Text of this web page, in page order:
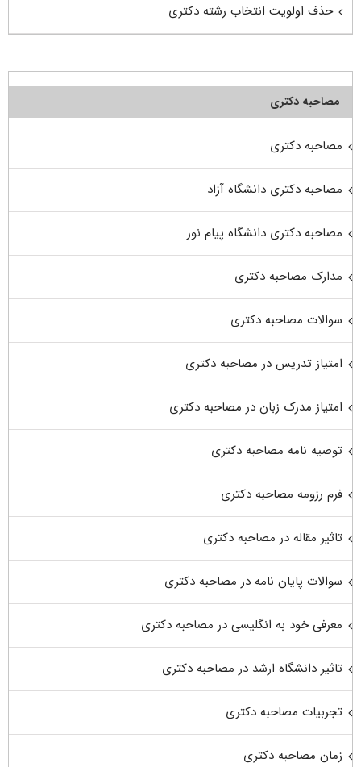
حذف اولویت انتخاب رشته دکتری
مصاحبه دکتری
مصاحبه دکتری
مصاحبه دکتری دانشگاه آزاد
مصاحبه دکتری دانشگاه پیام نور
مدارک مصاحبه دکتری
سوالات مصاحبه دکتری
امتیاز تدریس در مصاحبه دکتری
امتیاز مدرک زبان در مصاحبه دکتری
توصیه نامه مصاحبه دکتری
فرم رزومه مصاحبه دکتری
تاثیر مقاله در مصاحبه دکتری
سوالات پایان نامه در مصاحبه دکتری
معرفی خود به انگلیسی در مصاحبه دکتری
تاثیر دانشگاه ارشد در مصاحبه دکتری
تجربیات مصاحبه دکتری
زمان مصاحبه دکتری